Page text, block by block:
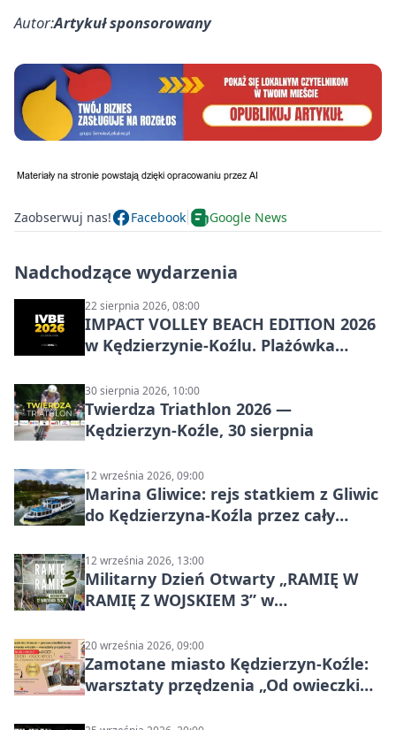
Autor:Artykuł sponsorowany
Zaobserwuj nas! Facebook Google News
Nadchodzące wydarzenia
22 sierpnia 2026, 08:00
IMPACT VOLLEY BEACH EDITION 2026
w Kędzierzynie-Koźlu. Plażówka
30 sierpnia 2026, 10:00
Twierdza Triathlon 2026 —
Kędzierzyn-Koźle, 30 sierpnia
12 września 2026, 09:00
Marina Gliwice: rejs statkiem z Gliwic
do Kędzierzyna-Koźla przez cały
12 września 2026, 13:00
Militarny Dzień Otwarty „RAMIĘ W
RAMIĘ Z WOJSKIEM 3” w
20 września 2026, 09:00
Zamotane miasto Kędzierzyn-Koźle:
warsztaty przędzenia „Od owieczki